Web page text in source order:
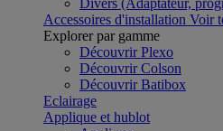
Divers (Adaptateur,
Accessoires d'installation Voir
Explorer par gamme
Découvrir Plexo
Découvrir Colson
Découvrir Batibox
Eclairage
Applique et hublot